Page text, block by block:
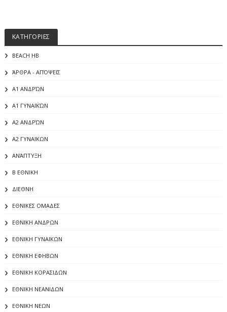
ΚΑΤΗΓΟΡΙΕΣ
BEACH HB
ΆΡΘΡΑ - ΑΠΌΨΕΙΣ
Α1 ΑΝΔΡΏΝ
Α1 ΓΥΝΑΙΚΏΝ
Α2 ΑΝΔΡΏΝ
Α2 ΓΥΝΑΙΚΩΝ
ΑΝΆΠΤΥΞΗ
Β ΕΘΝΙΚΗ
ΔΙΕΘΝΗ
ΕΘΝΙΚΕΣ ΟΜΑΔΕΣ
ΕΘΝΙΚΗ ΑΝΔΡΩΝ
ΕΘΝΙΚΗ ΓΥΝΑΙΚΩΝ
ΕΘΝΙΚΗ ΕΦΗΒΩΝ
ΕΘΝΙΚΗ ΚΟΡΑΣΙΔΩΝ
ΕΘΝΙΚΗ ΝΕΑΝΙΔΩΝ
ΕΘΝΙΚΗ ΝΕΩΝ